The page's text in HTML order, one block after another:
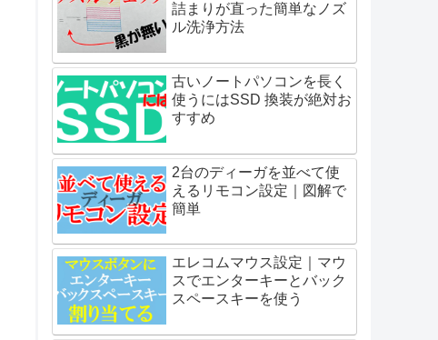
詰まりが直った簡単なノズ
ル洗浄方法
古いノートパソコンを長く
使うにはSSD 換装が絶対お
すすめ
2台のディーガを並べて使
えるリモコン設定｜図解で
簡単
エレコムマウス設定｜マウ
スでエンターキーとバック
スペースキーを使う